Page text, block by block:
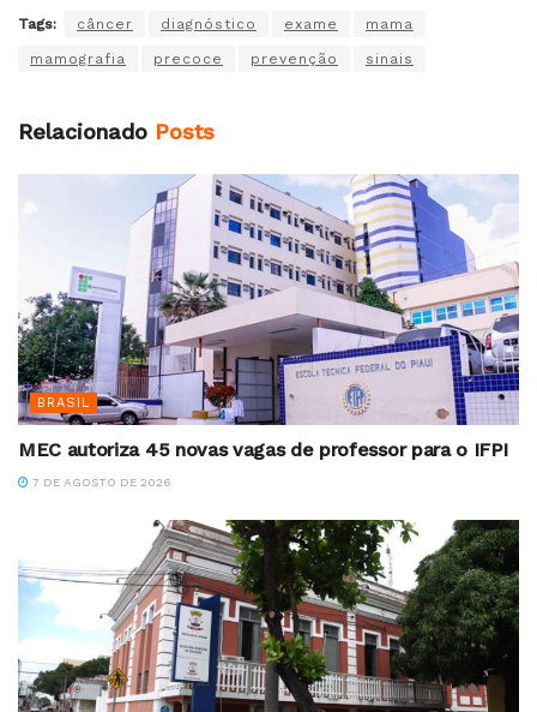
Tags: câncer diagnóstico exame mama
mamografia precoce prevenção sinais
Relacionado Posts
BRASIL
MEC autoriza 45 novas vagas de professor para o IFPI
7 DE AGOSTO DE 2026